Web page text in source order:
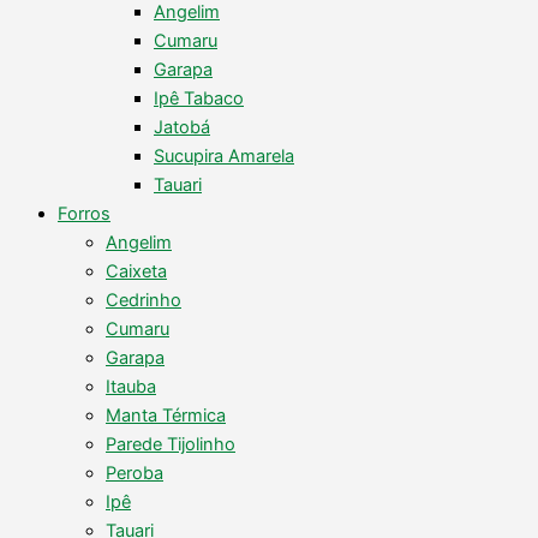
Angelim
Cumaru
Garapa
Ipê Tabaco
Jatobá
Sucupira Amarela
Tauari
Forros
Angelim
Caixeta
Cedrinho
Cumaru
Garapa
Itauba
Manta Térmica
Parede Tijolinho
Peroba
Ipê
Tauari